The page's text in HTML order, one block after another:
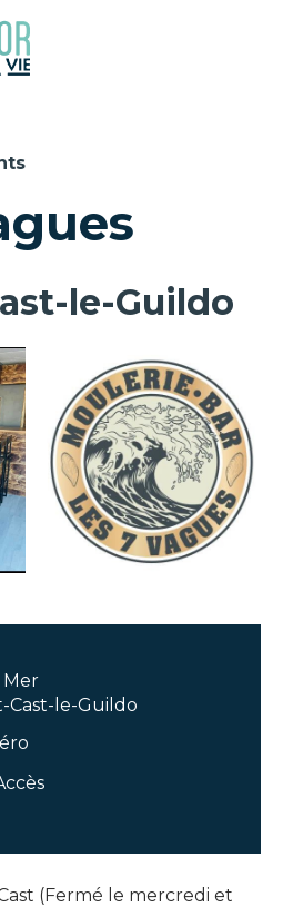
le-Guildo
(Fermé le mercredi et
Mer
Cast-le-Guildo